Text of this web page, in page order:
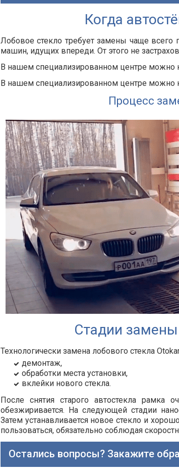
Когда
Лобовое стекло требует замены чаще
машин, идущих впереди. От этого не
В нашем специализированном центре можно
В нашем специализированном центре можно
Процесс
Стадии замены
Технологически замена лобового стекла
демонтаж,
обработки места установки,
вклейки нового стекла.
После снятия старого автостекла рамка
обезжиривается. На следующей стадии
Затем устанавливается новое стекло и
пользоваться, обязательно соблюдая
Остались вопросы? Закажите